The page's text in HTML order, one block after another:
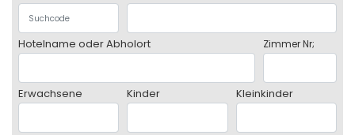
Hotelname oder Abholort Zimmer Nr;
Erwachsene Kinder Kleinkinder